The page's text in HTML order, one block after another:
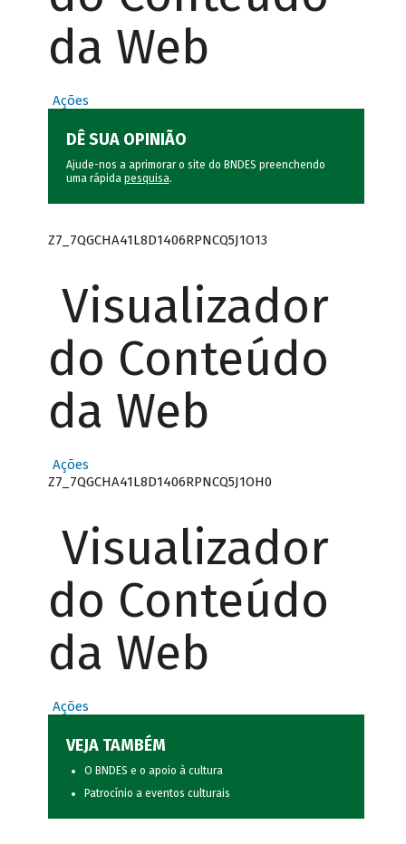
da Web
Ações
DÊ SUA OPINIÃO
Ajude-nos a aprimorar o site do BNDES preenchendo
uma rápida pesquisa.
Z7_7QGCHA41L8D1406RPNCQ5J1O13
Visualizador
do Conteúdo
da Web
Ações
Z7_7QGCHA41L8D1406RPNCQ5J1OH0
Visualizador
do Conteúdo
da Web
Ações
VEJA TAMBÉM
O BNDES e o apoio à cultura
Patrocínio a eventos culturais